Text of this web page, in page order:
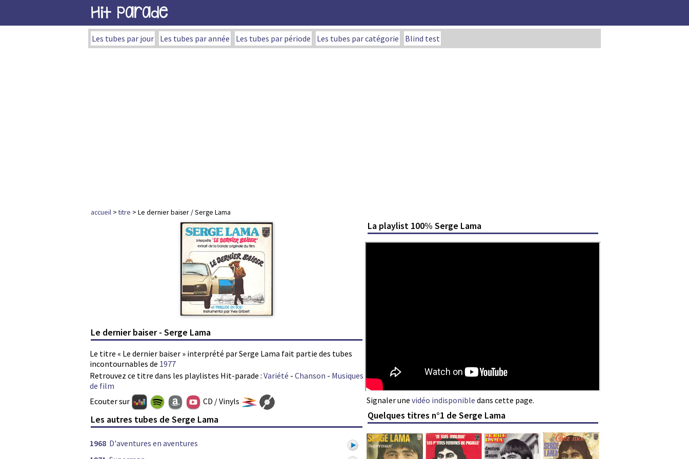
Hit Parade
Les tubes par jour Les tubes par année Les tubes par période Les tubes par catégorie Blind test
accueil >titre > Le dernier baiser / Serge Lama
Le dernier baiser - Serge Lama
Le titre « Le dernier baiser » interprété par Serge Lama fait partie des tubes
incontournables de 1977
Retrouvez ce titre dans les playlistes Hit-parade : Variété - Chanson - Musiques
de film
La playlist 100% Serge Lama
Signaler une vidéo indisponible dans cette page.
Ecouter sur CD / Vinyls
Les autres tubes de Serge Lama
1968 D'aventures en aventures
Quelques titres n°1 de Serge Lama